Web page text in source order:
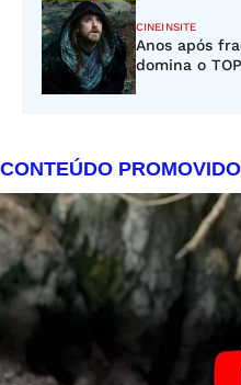
CINEINSITE
Anos após
domina o